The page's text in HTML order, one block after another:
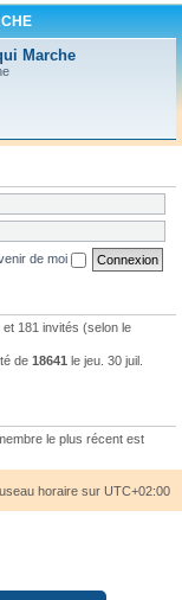
Marche
de moi
181 invités (selon le
de 18641 le jeu. 30 juil.
le plus récent est
horaire sur UTC+02:00